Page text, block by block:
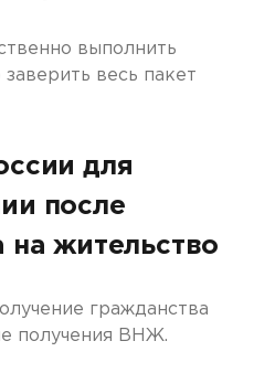
выполнить
весь пакет
для
после
на жительство
гражданства
получения ВНЖ.